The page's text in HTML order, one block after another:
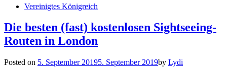
Vereinigtes Königreich
Die besten (fast) kostenlosen Sightseeing-
Routen in London
Posted on 5. September 20195. September 2019by Lydi